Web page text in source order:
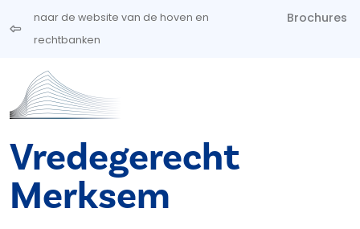
Overslaan en naar de inhoud gaan
naar de website van de hoven en
rechtbanken
Brochures
Vredegerecht
Merksem